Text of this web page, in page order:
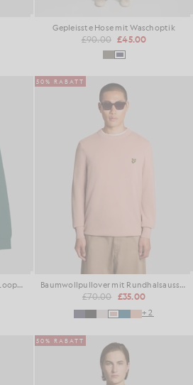
Gepleisste Hose mit Waschoptik
£90.00 £45.00
Sweatshirt aus Baumwolle mit Loopback-Struktur und 1/4-Reißverschluss
50% RABATT
Baumwollpullover mit Rundhalsausschnitt
£70.00 £35.00
+2
50% RABATT